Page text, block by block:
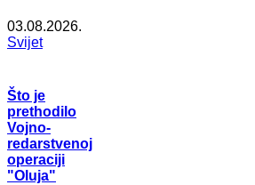
03.08.2026.
Svijet
Što je
prethodilo
Vojno-
redarstvenoj
operaciji
"Oluja"